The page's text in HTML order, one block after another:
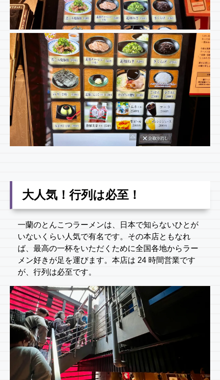
大人気！行列は必至！
一蘭のとんこつラーメンは、日本で知らないひとが
いないくらい人気で有名です。その本店ともなれ
ば、最高の一杯をいただくために全国各地からラー
メン好きが足を運びます。本店は 24 時間営業です
が、行列は必至です。